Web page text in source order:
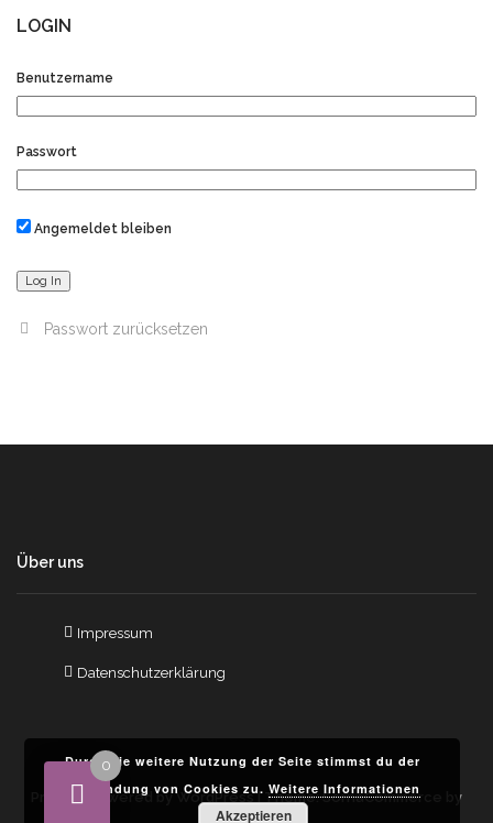
LOGIN
Benutzername
Passwort
Angemeldet bleiben
Passwort zurücksetzen
Über uns
Impressum
Datenschutzerklärung
Proudly powered by WordPress| Theme: SornaCommerce by
0
Durch die weitere Nutzung der Seite stimmst du der
Verwendung von Cookies zu. Weitere Informationen
Akzeptieren